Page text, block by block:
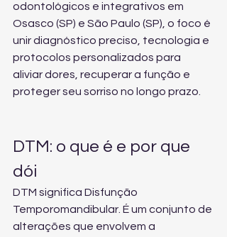
odontológicos e integrativos em
Osasco (SP) e São Paulo (SP), o foco é
unir diagnóstico preciso, tecnologia e
protocolos personalizados para
aliviar dores, recuperar a função e
proteger seu sorriso no longo prazo.
DTM: o que é e por que
dói
DTM significa Disfunção
Temporomandibular. É um conjunto de
alterações que envolvem a